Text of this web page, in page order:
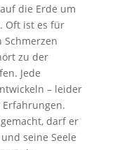
die Erde um
Oft ist es für
Schmerzen
zu der
Jede
– leider
darf er
seine Seele